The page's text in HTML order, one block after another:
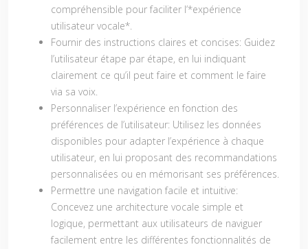
compréhensible pour faciliter l’*expérience
utilisateur vocale*.
Fournir des instructions claires et concises: Guidez
l’utilisateur étape par étape, en lui indiquant
clairement ce qu’il peut faire et comment le faire
via sa voix.
Personnaliser l’expérience en fonction des
préférences de l’utilisateur: Utilisez les données
disponibles pour adapter l’expérience à chaque
utilisateur, en lui proposant des recommandations
personnalisées ou en mémorisant ses préférences.
Permettre une navigation facile et intuitive:
Concevez une architecture vocale simple et
logique, permettant aux utilisateurs de naviguer
facilement entre les différentes fonctionnalités de